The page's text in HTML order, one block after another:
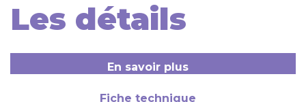
Les détails
En savoir plus
Fiche technique